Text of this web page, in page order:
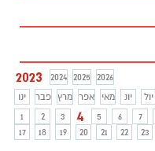
2023 2024 2025
2026
ינו
פבר מרץ אפר מאי יונ יול
1
2 3 4 5 6 7
17
18 19 20 21 22 23